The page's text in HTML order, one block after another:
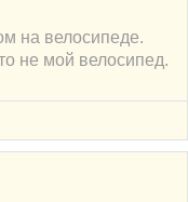
на велосипеде.
не мой велосипед.